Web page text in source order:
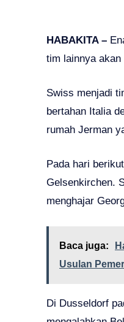
HABAKITA –
tim lainnya
Swiss menjadi
bertahan Italia
rumah Jerman
Pada hari
Gelsenkirchen.
menghajar
Baca juga:
Usulan
Di Dusseldorf